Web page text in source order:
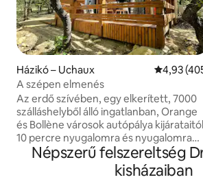
Házikó – Uchaux Átlagos
4,93
A szépen elmenés
Az erdő szívében, egy elkerített, 7000
szálláshelyből álló ingatlanban, Orange
és Bollène városok autópálya kijárataitól
10 percre nyugalomra és nyugalomra
lelhetsz. Túrázók, kerékpárosok,
zöldségesek, természetbarátok -
mindössze annyit kell tenned, hogy
Népszerű felszereltség
kisházaiban